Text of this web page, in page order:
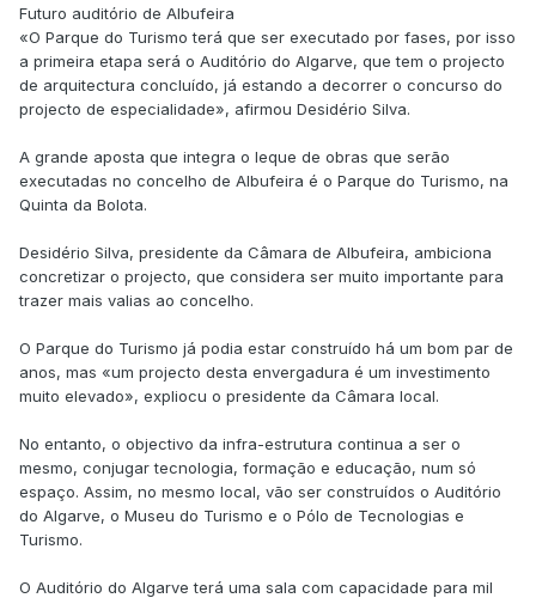
Futuro auditório de Albufeira
«O Parque do Turismo terá que ser executado por fases, por isso
a primeira etapa será o Auditório do Algarve, que tem o projecto
de arquitectura concluído, já estando a decorrer o concurso do
projecto de especialidade», afirmou Desidério Silva.
A grande aposta que integra o leque de obras que serão
executadas no concelho de Albufeira é o Parque do Turismo, na
Quinta da Bolota.
Desidério Silva, presidente da Câmara de Albufeira, ambiciona
concretizar o projecto, que considera ser muito importante para
trazer mais valias ao concelho.
O Parque do Turismo já podia estar construído há um bom par de
anos, mas «um projecto desta envergadura é um investimento
muito elevado», expliocu o presidente da Câmara local.
No entanto, o objectivo da infra-estrutura continua a ser o
mesmo, conjugar tecnologia, formação e educação, num só
espaço. Assim, no mesmo local, vão ser construídos o Auditório
do Algarve, o Museu do Turismo e o Pólo de Tecnologias e
Turismo.
O Auditório do Algarve terá uma sala com capacidade para mil